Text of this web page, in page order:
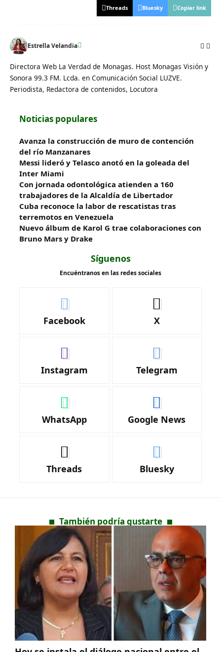
Threads Bluesky Copiar link
Estrella Velandia
Directora Web La Verdad de Monagas. Host Monagas Visión y
Sonora 99.3 FM. Lcda. en Comunicación Social LUZVE.
Periodista, Redactora de contenidos, Locutora
Noticias populares
Avanza la construcción de muro de contención
del río Manzanares
Messi lideró y Telasco anotó en la goleada del
Inter Miami
Con jornada odontológica atienden a 160
trabajadores de la Alcaldía de Libertador
Cuba reconoce la labor de rescatistas tras
terremotos en Venezuela
Nuevo álbum de Karol G trae colaboraciones con
Bruno Mars y Drake
Síguenos
Encuéntranos en las redes sociales
Facebook X
Instagram Telegram
WhatsApp Google News
Threads Bluesky
También podría gustarte